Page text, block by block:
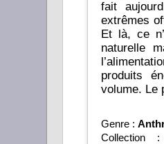
fait
extrêmes
Et là, ce
naturelle
produits
volume. Le
Genre :